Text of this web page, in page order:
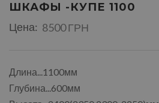
ШКАФЫ -КУПЕ 1100
Цена: 8500 ГРН
Длина...1100мм
Глубина...600мм